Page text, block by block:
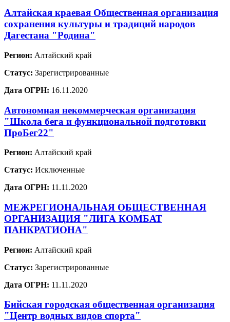
Алтайская краевая Общественная организация
сохранения культуры и традиций народов
Дагестана "Родина"
Регион: Алтайский край
Статус: Зарегистрированные
Дата ОГРН: 16.11.2020
Автономная некоммерческая организация
"Школа бега и функциональной подготовки
ПроБег22"
Регион: Алтайский край
Статус: Исключенные
Дата ОГРН: 11.11.2020
МЕЖРЕГИОНАЛЬНАЯ ОБЩЕСТВЕННАЯ
ОРГАНИЗАЦИЯ "ЛИГА КОМБАТ
ПАНКРАТИОНА"
Регион: Алтайский край
Статус: Зарегистрированные
Дата ОГРН: 11.11.2020
Бийская городская общественная организация
"Центр водных видов спорта"